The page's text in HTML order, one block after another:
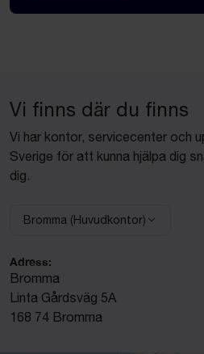
Vi finns där du finns
Vi har kontor, servicecenter och
Sverige för att kunna hjälpa dig
dig.
Välj anläggning:
Bromma (Huvudkontor)
Adress:
Bromma
Linta Gårdsväg 5A
168 74 Bromma